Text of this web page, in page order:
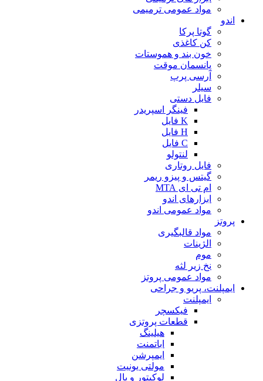
مواد عمومی ترمیمی
اندو
گوتا پرکا
کن کاغذی
خون بند و هموستات
پانسمان موقت
آرسی پرپ
سیلر
فایل دستی
فینگر اسپریدر
K فایل
H فایل
C فایل
لنتولو
فایل روتاری
گیتس و پیزو ریمر
ام تی ای MTA
ابزارهای اندو
مواد عمومی اندو
پروتز
مواد قالبگیری
الژینات
موم
نخ زیر لثه
مواد عمومی پروتز
ایمپلنت، پریو و جراحی
ایمپلنت
فیکسچر
قطعات پروتزی
هیلینگ
اباتمنت
ایمپرشن
مولتی یونیت
لوکیتور و بال